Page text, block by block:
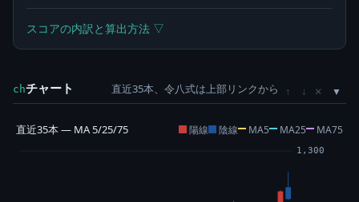
スコアの内訳と算出方法 ▽
chチャート 直近35本、令八式は上部リンクから ↑ ↓ ×
直近35本 — MA 5/25/75 陽線 陰線 MA5 MA25 MA75
1,300